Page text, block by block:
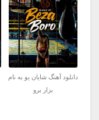
دانلود آهنگ شایان یو به نام
بزار برو